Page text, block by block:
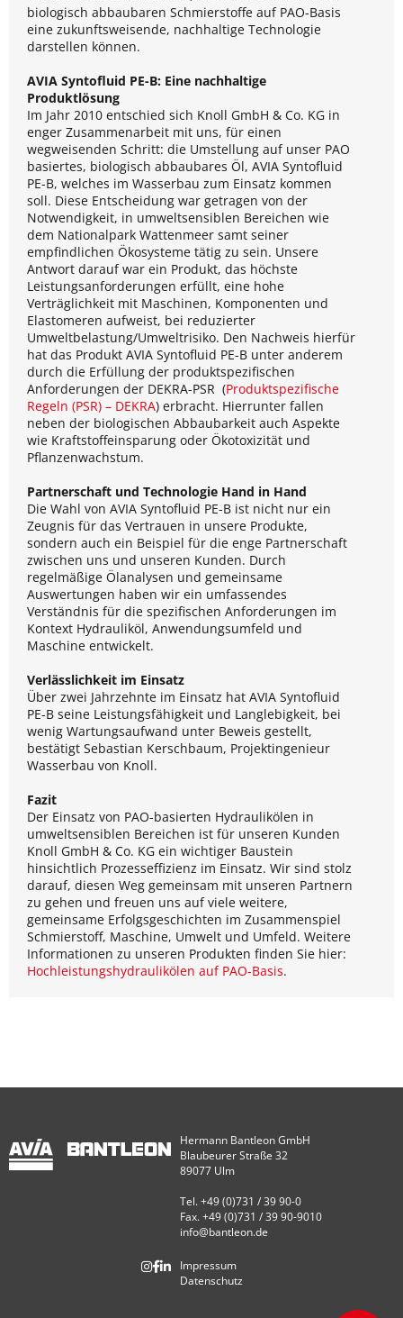
biologisch abbaubaren Schmierstoffe auf PAO-Basis
eine zukunftsweisende, nachhaltige Technologie
darstellen können.
AVIA Syntofluid PE-B: Eine nachhaltige
Produktlösung
Im Jahr 2010 entschied sich Knoll GmbH & Co. KG in
enger Zusammenarbeit mit uns, für einen
wegweisenden Schritt: die Umstellung auf unser PAO
basiertes, biologisch abbaubares Öl, AVIA Syntofluid
PE-B, welches im Wasserbau zum Einsatz kommen
soll. Diese Entscheidung war getragen von der
Notwendigkeit, in umweltsensiblen Bereichen wie
dem Nationalpark Wattenmeer samt seiner
empfindlichen Ökosysteme tätig zu sein. Unsere
Antwort darauf war ein Produkt, das höchste
Leistungsanforderungen erfüllt, eine hohe
Verträglichkeit mit Maschinen, Komponenten und
Elastomeren aufweist, bei reduzierter
Umweltbelastung/Umweltrisiko. Den Nachweis hierfür
hat das Produkt AVIA Syntofluid PE-B unter anderem
durch die Erfüllung der produktspezifischen
Anforderungen der DEKRA-PSR (Produktspezifische
Regeln (PSR) – DEKRA) erbracht. Hierrunter fallen
neben der biologischen Abbaubarkeit auch Aspekte
wie Kraftstoffeinsparung oder Ökotoxizität und
Pflanzenwachstum.
Partnerschaft und Technologie Hand in Hand
Die Wahl von AVIA Syntofluid PE-B ist nicht nur ein
Zeugnis für das Vertrauen in unsere Produkte,
sondern auch ein Beispiel für die enge Partnerschaft
zwischen uns und unseren Kunden. Durch
regelmäßige Ölanalysen und gemeinsame
Auswertungen haben wir ein umfassendes
Verständnis für die spezifischen Anforderungen im
Kontext Hydrauliköl, Anwendungsumfeld und
Maschine entwickelt.
Verlässlichkeit im Einsatz
Über zwei Jahrzehnte im Einsatz hat AVIA Syntofluid
PE-B seine Leistungsfähigkeit und Langlebigkeit, bei
wenig Wartungsaufwand unter Beweis gestellt,
bestätigt Sebastian Kerschbaum, Projektingenieur
Wasserbau von Knoll.
Fazit
Der Einsatz von PAO-basierten Hydraulikölen in
umweltsensiblen Bereichen ist für unseren Kunden
Knoll GmbH & Co. KG ein wichtiger Baustein
hinsichtlich Prozesseffizienz im Einsatz. Wir sind stolz
darauf, diesen Weg gemeinsam mit unseren Partnern
zu gehen und freuen uns auf viele weitere,
gemeinsame Erfolgsgeschichten im Zusammenspiel
Schmierstoff, Maschine, Umwelt und Umfeld. Weitere
Informationen zu unseren Produkten finden Sie hier:
Hochleistungshydraulikölen auf PAO-Basis.
Hermann Bantleon GmbH
Blaubeurer Straße 32
89077 Ulm
Tel. +49 (0)731 / 39 90-0
Fax. +49 (0)731 / 39 90-9010
info@bantleon.de
Impressum
Datenschutz